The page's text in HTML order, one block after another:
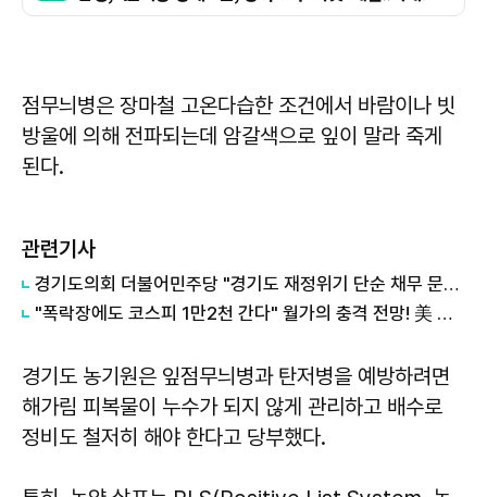
점무늬병은 장마철 고온다습한 조건에서 바람이나 빗
방울에 의해 전파되는데 암갈색으로 잎이 말라 죽게
된다.
관련기사
경기도의회 더불어민주당 "경기도 재정위기 단순 채무 문제 아냐"...세수체계 개편 논의
"폭락장에도 코스피 1만2천 간다" 월가의 충격 전망! 美 반도체 15% 관세 폭탄·7조 빚 경기도 세수 전쟁까지
경기도 농기원은 잎점무늬병과 탄저병을 예방하려면
해가림 피복물이 누수가 되지 않게 관리하고 배수로
정비도 철저히 해야 한다고 당부했다.